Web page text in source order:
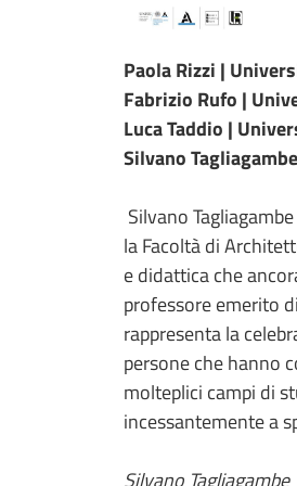
Paola Rizzi |
Fabrizio Rufo |
Luca Taddio |
Silvano
Silvano
la Facoltà di
e didattica che
professore emerito
rappresenta la
persone che hanno
molteplici campi di
incessantemente a